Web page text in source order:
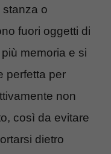
o
fuori oggetti di
memoria e si
perfetta per
non
così da evitare
dietro